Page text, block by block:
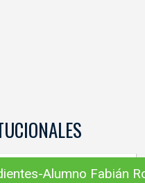
Alumno Fabián